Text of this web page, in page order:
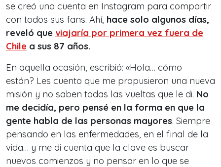
se creó una cuenta en Instagram para compartir
con todos sus fans. Ahí, hace solo algunos días,
reveló que viajaría por primera vez fuera de
Chile a sus 87 años.
En aquella ocasión, escribió: «Hola… cómo
están? Les cuento que me propusieron una nueva
misión y no saben todas las vueltas que le di. No
me decidía, pero pensé en la forma en que la
gente habla de las personas mayores. Siempre
pensando en las enfermedades, en el final de la
vida… y me di cuenta que la clave es buscar
nuevos comienzos y no pensar en lo que se